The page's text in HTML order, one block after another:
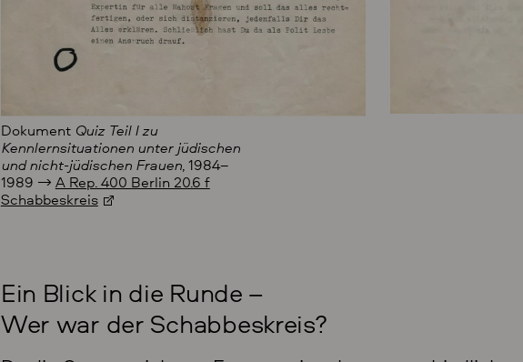
Dokument Quiz Teil I zu
Kennlernsituationen unter jüdischen
und nicht-jüdischen Frauen, 1984–
1989 → A Rep. 400 Berlin 20.6 f
Schabbeskreis
Ein Blick in die Runde –
Wer war der Schabbeskreis?